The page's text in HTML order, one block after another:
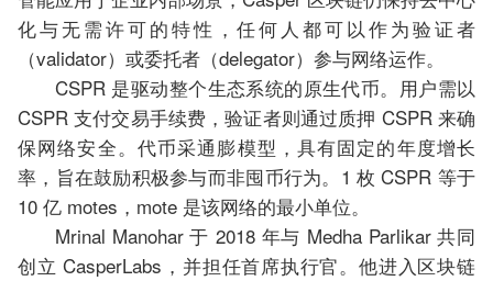
化与无需许可的特性，任何人都可以作为验证者
（validator）或委托者（delegator）参与网络运作。
CSPR 是驱动整个生态系统的原生代币。用户需以
CSPR 支付交易手续费，验证者则通过质押 CSPR 来确
保网络安全。代币采通膨模型，具有固定的年度增长
率，旨在鼓励积极参与而非囤币行为。1 枚 CSPR 等于
10 亿 motes，mote 是该网络的最小单位。
Mrinal Manohar 于 2018 年与 Medha Parlikar 共同
创立 CasperLabs，并担任首席执行官。他进入区块链